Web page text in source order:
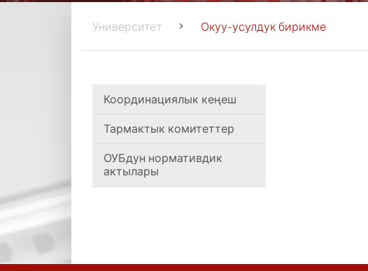
Университет Окуу-усулдук бирикме
Координациялык кеңеш
Тармактык комитеттер
ОУБдун нормативдик
актылары